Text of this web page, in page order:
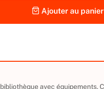
Ajouter au panier
avec équipements.